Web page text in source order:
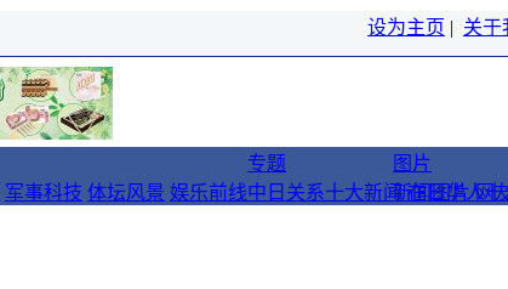
设为主页 | 关于
军事科技 体坛风景 娱乐前线
专题
中日关系十大新闻 在日华人
图片
新闻图片 网